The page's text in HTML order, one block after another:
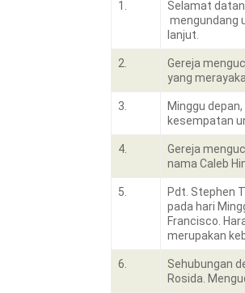
1.
Selamat
mengundang
lanjut.
2.
Gereja
yang
3.
Minggu
kesempatan
4.
Gereja
nama Caleb
5.
Pdt. Stephen
pada hari
Francisco.
merupakan
6.
Sehubungan
Rosida.